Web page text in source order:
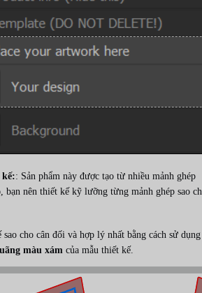
: Sản phẩm này được tạo từ nhiều mảnh ghép
bạn nên thiết kế kỹ lưỡng từng mảnh ghép sao
cho cân đối và hợp lý nhất bằng cách sử dụng
màu xám của mẫu thiết kế.